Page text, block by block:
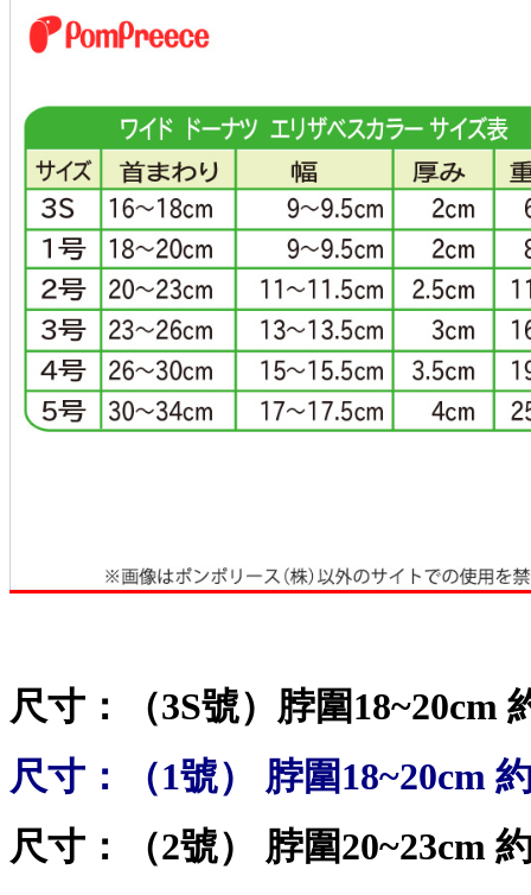
尺寸：（3S號）脖圍18~20cm
尺寸：（1號） 脖圍18~20cm
尺寸：（2號） 脖圍20~23cm